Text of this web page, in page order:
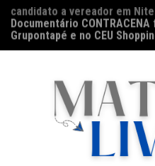
para
conteúdo
Documentário CONTRACENA
Grupontapé e no CEU